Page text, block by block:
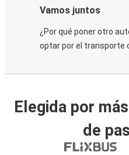
Vamos juntos
¿Por qué poner otro
optar por el transporte
Elegida por
de